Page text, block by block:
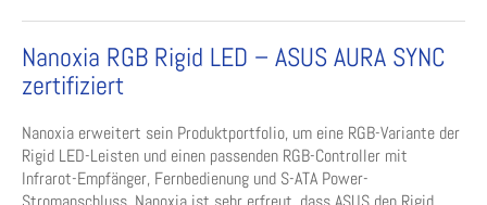
Nanoxia RGB Rigid LED – ASUS AURA SYNC
zertifiziert
Nanoxia erweitert sein Produktportfolio, um eine RGB-Variante der
Rigid LED-Leisten und einen passenden RGB-Controller mit
Infrarot-Empfänger, Fernbedienung und S-ATA Power-